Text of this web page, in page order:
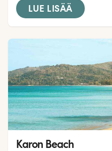
LUE LISÄÄ
Karon Beach